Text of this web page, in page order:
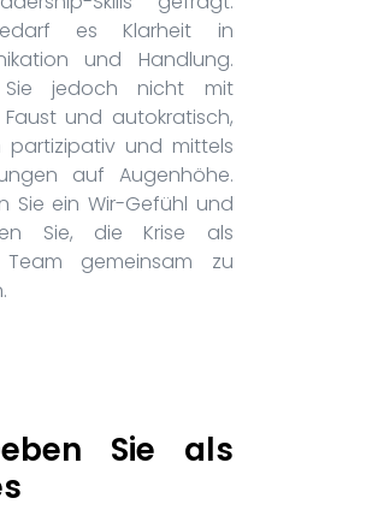
es Klarheit in
und Handlung.
Sie jedoch nicht mit
Faust und autokratisch,
partizipativ und mittels
auf Augenhöhe.
Sie ein Wir-Gefühl und
Sie, die Krise als
Team gemeinsam zu
Sie als